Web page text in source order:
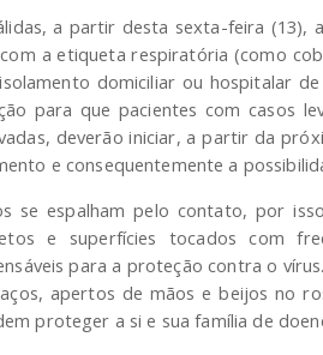
a partir desta sexta-feira
a etiqueta respiratória (como
domiciliar ou hospitalar
para que pacientes com casos
deverão iniciar, a partir da
e consequentemente a
se espalham pelo contato, por
e superfícies tocados com
para a proteção contra o
apertos de mãos e beijos no
proteger a si e sua família de